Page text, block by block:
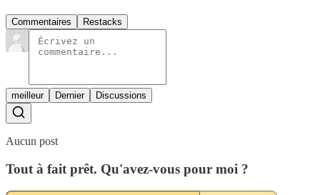
Commentaires Restacks
meilleur Dernier Discussions
Aucun post
Tout à fait prêt. Qu'avez-vous pour moi ?